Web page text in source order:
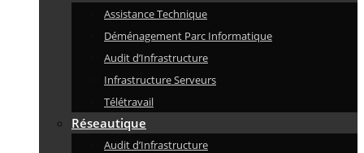
Assistance Technique
Déménagement Parc Informatique
Audit d’Infrastructure
Infrastructure Serveurs
Télétravail
Réseautique
Audit d’Infrastructure